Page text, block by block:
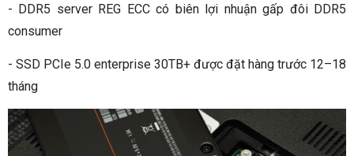
- DDR5 server REG ECC có biên lợi nhuận gấp đôi DDR5
consumer
- SSD PCIe 5.0 enterprise 30TB+ được đặt hàng trước 12–18
tháng